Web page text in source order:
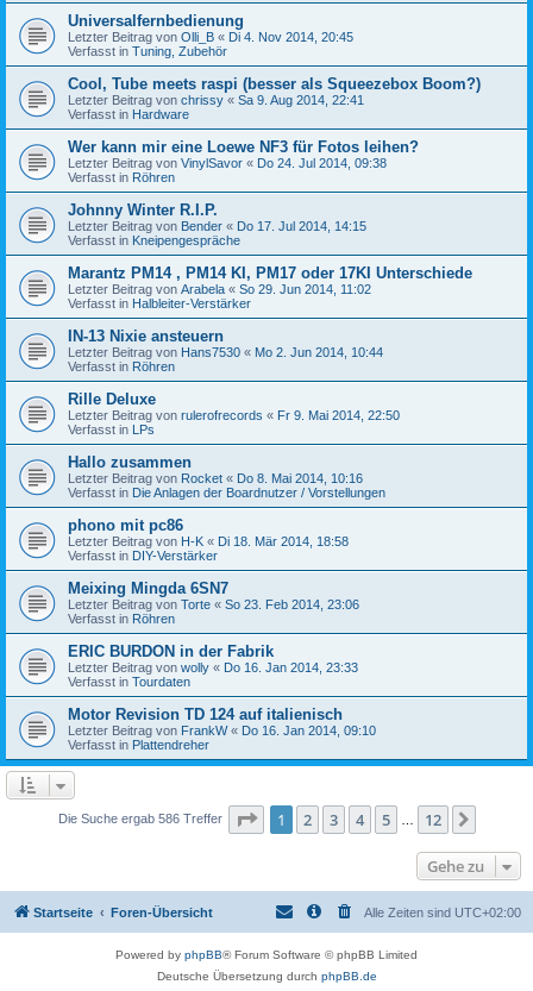
Universalfernbedienung
Letzter Beitrag von Olli_B « Di 4. Nov 2014, 20:45
Verfasst in Tuning, Zubehör
Cool, Tube meets raspi (besser als Squeezebox Boom?)
Letzter Beitrag von chrissy « Sa 9. Aug 2014, 22:41
Verfasst in Hardware
Wer kann mir eine Loewe NF3 für Fotos leihen?
Letzter Beitrag von VinylSavor « Do 24. Jul 2014, 09:38
Verfasst in Röhren
Johnny Winter R.I.P.
Letzter Beitrag von Bender « Do 17. Jul 2014, 14:15
Verfasst in Kneipengespräche
Marantz PM14 , PM14 KI, PM17 oder 17KI Unterschiede
Letzter Beitrag von Arabela « So 29. Jun 2014, 11:02
Verfasst in Halbleiter-Verstärker
IN-13 Nixie ansteuern
Letzter Beitrag von Hans7530 « Mo 2. Jun 2014, 10:44
Verfasst in Röhren
Rille Deluxe
Letzter Beitrag von rulerofrecords « Fr 9. Mai 2014, 22:50
Verfasst in LPs
Hallo zusammen
Letzter Beitrag von Rocket « Do 8. Mai 2014, 10:16
Verfasst in Die Anlagen der Boardnutzer / Vorstellungen
phono mit pc86
Letzter Beitrag von H-K « Di 18. Mär 2014, 18:58
Verfasst in DIY-Verstärker
Meixing Mingda 6SN7
Letzter Beitrag von Torte « So 23. Feb 2014, 23:06
Verfasst in Röhren
ERIC BURDON in der Fabrik
Letzter Beitrag von wolly « Do 16. Jan 2014, 23:33
Verfasst in Tourdaten
Motor Revision TD 124 auf italienisch
Letzter Beitrag von FrankW« Do 16. Jan 2014, 09:10
Verfasst in Plattendreher
Die Suche ergab 586 Treffer Seite 1von 12
1 2 3 4 5 12
Gehe zu
Startseite Foren-Übersicht Alle Zeiten sind UTC+02:00
Powered by phpBB® Forum Software © phpBB Limited
Deutsche Übersetzung durch phpBB.de